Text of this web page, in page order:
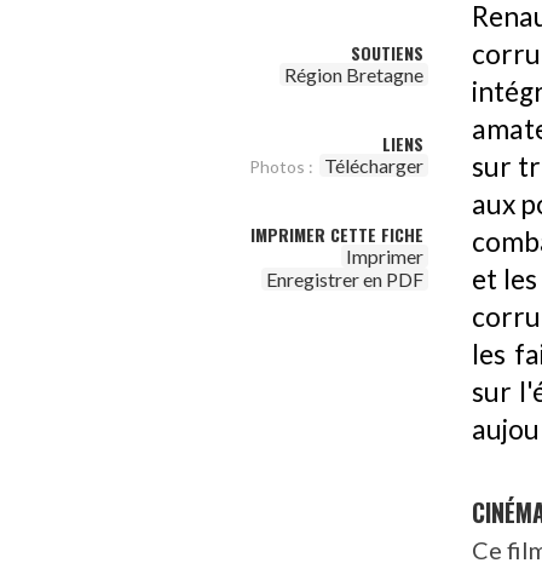
SOUTIENS
Région Bretagne
LIENS
Photos : Télécharger
IMPRIMER CETTE FICHE
Imprimer
Enregistrer en PDF
sur
aux
et
les
sur
Ce